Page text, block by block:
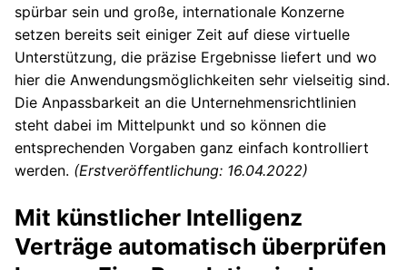
spürbar sein und große, internationale Konzerne
setzen bereits seit einiger Zeit auf diese virtuelle
Unterstützung, die präzise Ergebnisse liefert und wo
hier die Anwendungsmöglichkeiten sehr vielseitig sind.
Die Anpassbarkeit an die Unternehmensrichtlinien
steht dabei im Mittelpunkt und so können die
entsprechenden Vorgaben ganz einfach kontrolliert
werden. (Erstveröffentlichung: 16.04.2022)
Mit künstlicher Intelligenz
Verträge automatisch überprüfen